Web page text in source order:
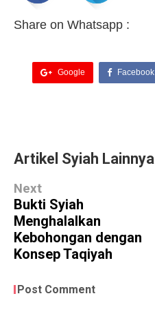
Share on Whatsapp :
Google Facebook
Artikel Syiah Lainnya
Next
Bukti Syiah
Menghalalkan
Kebohongan dengan
Konsep Taqiyah
Post Comment